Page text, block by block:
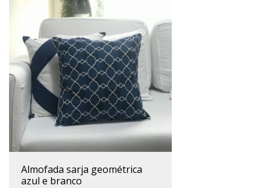
almofada sarja geométrica
azul e branco